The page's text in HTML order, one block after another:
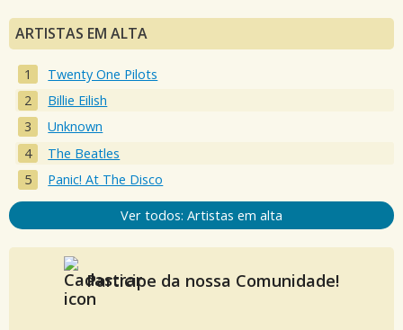
ARTISTAS EM ALTA
Twenty One Pilots
Billie Eilish
Unknown
The Beatles
Panic! At The Disco
Ver todos: Artistas em alta
Participe da nossa Comunidade!